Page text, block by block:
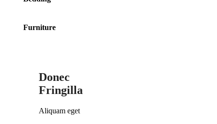
Furniture
Donec
Fringilla
Aliquam eget